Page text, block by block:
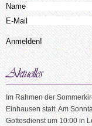
Im Rahmen der
Einhausen statt. Am
Gottesdienst um 10:00 in